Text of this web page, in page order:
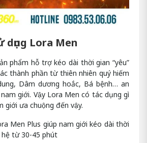
Lora Men
phẩm hỗ trợ kéo dài thời gian “yêu”
thành phần từ thiên nhiên quý hiếm
Dâm dương hoắc, Bá bệnh… an
giới. Vậy Lora Men có tác dụng gì
giới ưa chuộng đến vậy.
Men Plus giúp nam giới kéo dài thời
hệ từ 30-45 phút